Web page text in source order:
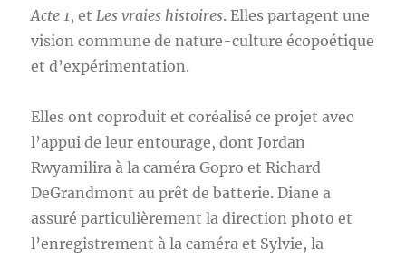
Acte 1, et Les vraies histoires. Elles partagent une
vision commune de nature-culture écopoétique
et d’expérimentation.
Elles ont coproduit et coréalisé ce projet avec
l’appui de leur entourage, dont Jordan
Rwyamilira à la caméra Gopro et Richard
DeGrandmont au prêt de batterie. Diane a
assuré particulièrement la direction photo et
l’enregistrement à la caméra et Sylvie, la